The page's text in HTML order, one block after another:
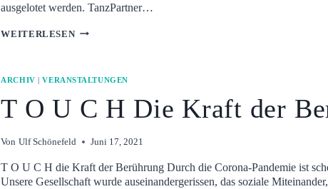
ausgelotet werden. TanzPartner…
WEITERLESENRESPEKT!
ARCHIV |VERANSTALTUNGEN
T O U C H Die Kraft der
Von Ulf Schönefeld Juni 17, 2021
T O U C H die Kraft der Berührung Durch die Corona-Pandemie ist
Unsere Gesellschaft wurde auseinandergerissen, das soziale